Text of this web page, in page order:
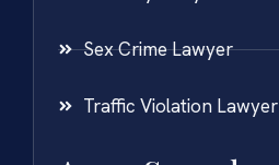
Sex Crime Lawyer
Traffic Violation Lawyer